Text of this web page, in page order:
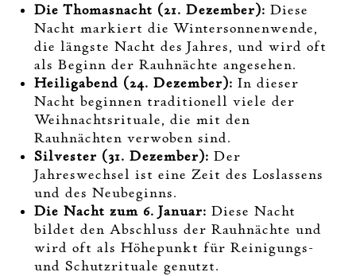
Die Thomasnacht (21. Dezember): Diese
Nacht markiert die Wintersonnenwende,
die längste Nacht des Jahres, und wird oft
als Beginn der Rauhnächte angesehen.
Heiligabend (24. Dezember): In dieser
Nacht beginnen traditionell viele der
Weihnachtsrituale, die mit den
Rauhnächten verwoben sind.
Silvester (31. Dezember): Der
Jahreswechsel ist eine Zeit des Loslassens
und des Neubeginns.
Die Nacht zum 6. Januar: Diese Nacht
bildet den Abschluss der Rauhnächte und
wird oft als Höhepunkt für Reinigungs-
und Schutzrituale genutzt.